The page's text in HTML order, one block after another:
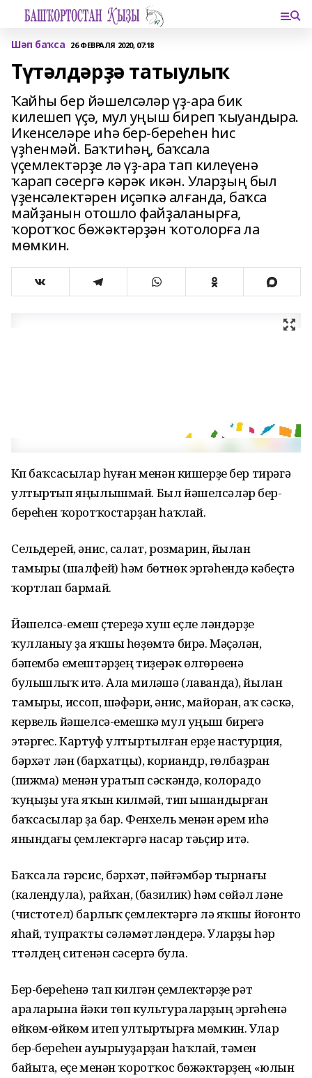
Шәп баҡса 26 ФЕВРАЛЯ 2020, 07:18
Түтәлдәрҙә татыулыҡ
Ҡайһы бер йәшелсәләр үҙ-ара бик
килешеп үҫә, мул уңыш биреп ҡыуандыра.
Икенселәре иһә бер-береһен һис
үҙһенмәй. Баҡтиһәң, баҡсала
үҫемлектәрҙе лә үҙ-ара тап килеүенә
ҡарап сәсергә кәрәк икән. Уларҙың был
үҙенсәлектәрен иҫәпкә алғанда, баҡса
майҙанын отошло файҙаланырға,
ҡоротҡос бөжәктәрҙән ҡотолорға ла
мөмкин.
Күп баҡсасылар һуған менән кишерҙе бер тирәгә
ултыртып яңылышмай. Был йәшелсәләр бер-
береһен ҡоротҡостарҙан һаҡлай.
Сельдерей, әнис, салат, розмарин, йылан
тамыры (шалфей) һәм бөтнөк эргәһендә кәбеҫтә
ҡортлап бармай.
Йәшелсә-емеш үҫтереүҙә хуш еҫле үләндәрҙе
ҡулланыу ҙа яҡшы һөҙөмтә бирә. Мәҫәлән,
бәпембә емештәрҙең тиҙерәк өлгөрөүенә
булышлыҡ итә. Ала миләүшә (лаванда), йылан
тамыры, иссоп, шәфәри, әнис, майоран, аҡ сәскә,
кервель йәшелсә-емешкә мул уңыш биреүгә
этәргес. Картуф ултыртылған ерҙе настурция,
бәрхәт үлән (бархатцы), кориандр, гөл­баҙран
(пижма) менән уратып сәскән­дә, колорадо
ҡуңыҙы уға яҡын килмәй, тип ышандырған
баҡсасылар ҙа бар. Фенхель менән әрем иһә
янындағы үҫемлектәргә насар тәьҫир итә.
Баҡсала гәрсис, бәрхәт, пәйғәмбәр тырнағы
(календула), райхан, (базилик) һәм сөйәл үләне
(чистотел) барлыҡ үҫемлектәргә лә яҡшы йоғонто
яһай, тупраҡты сәләмәтләндерә. Уларҙы һәр
түтәлдең ситенән сәсергә була.
Бер-береһенә тап килгән үҫемлектәрҙе рәт
араларына йәки төп культураларҙың эргәһенә
өйкөм-өйкөм итеп ултыртырға мөмкин. Улар
бер-береһен ауырыуҙарҙан һаҡлай, тәмен
байыта, еҫе менән ҡоротҡос бөжәктәрҙең «юлын